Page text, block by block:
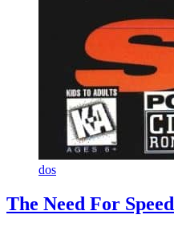
dos
The Need For Speed